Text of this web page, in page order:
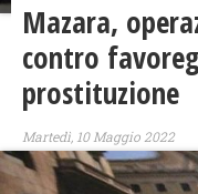
Mazara,
contro
prostituzione
Martedì, 10 Maggio 2022